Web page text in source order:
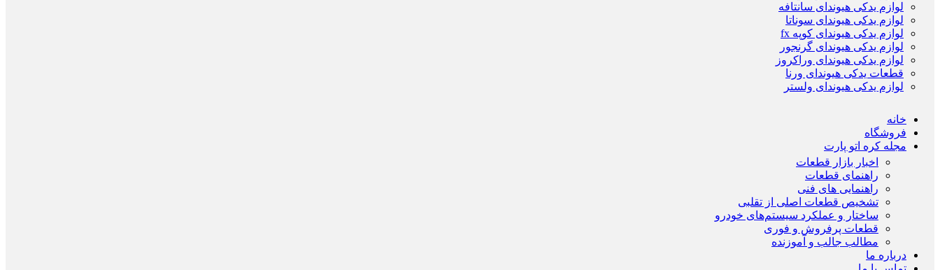
لوازم یدکی هیوندای سانتافه
لوازم یدکی هیوندای سوناتا
لوازم یدکی هیوندای کوپه fx
لوازم یدکی هیوندای گرنجور
لوازم یدکی هیوندای وراکروز
قطعات یدکی هیوندای ورنا
لوازم یدکی هیوندای ولستر
خانه
فروشگاه
مجله کره اتو پارت
اخبار بازار قطعات
راهنمای قطعات
راهنمایی های فنی
تشخیص قطعات اصلی از تقلبی
ساختار و عملکرد سیستم‌های خودرو
قطعات پرفروش و فوری
مطالب جالب و آموزنده
درباره ما